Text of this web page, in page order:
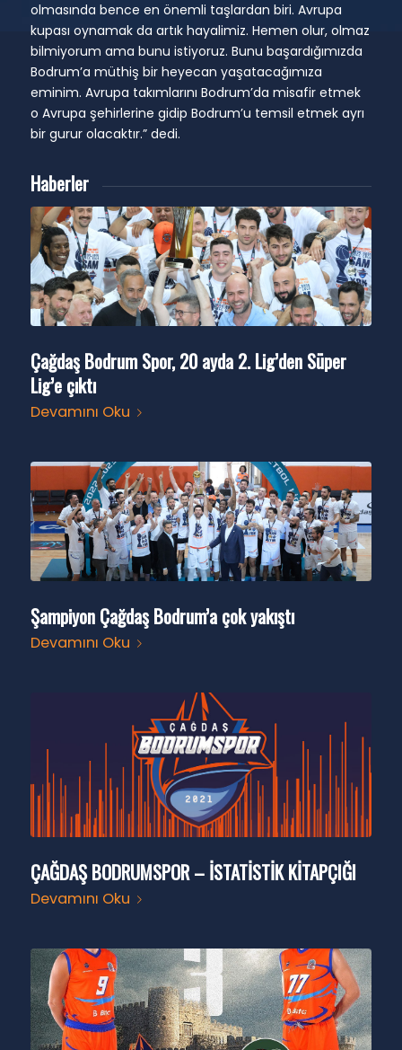
olmasında bence en önemli taşlardan biri. Avrupa
kupası oynamak da artık hayalimiz. Hemen olur, olmaz
bilmiyorum ama bunu istiyoruz. Bunu başardığımızda
Bodrum’a müthiş bir heyecan yaşatacağımıza
eminim. Avrupa takımlarını Bodrum’da misafir etmek
o Avrupa şehirlerine gidip Bodrum’u temsil etmek ayrı
bir gurur olacaktır.” dedi.
Haberler
Çağdaş Bodrum Spor, 20 ayda 2. Lig’den Süper
Lig’e çıktı
Devamını Oku
Şampiyon Çağdaş Bodrum’a çok yakıştı
Devamını Oku
ÇAĞDAŞ BODRUMSPOR – İSTATİSTİK KİTAPÇIĞI
Devamını Oku